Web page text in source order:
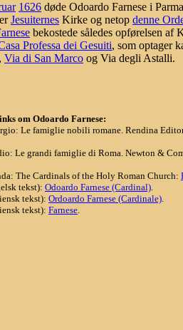
1626 døde Odoardo Farnese i
Jesuiternes Kirke og netop denne
bekostede således opførelsen
Professa dei Gesuiti, som optager
, Via di San Marco og Via degli Astalli.
om Odoardo Farnese:
Le famiglie nobili romane. Rendina
Le grandi famiglie di Roma. Newton &
The Cardinals of the Holy Roman Church:
tekst): Odoardo Farnese (Cardinal).
tekst): Ordoardo Farnese (Cardinale).
tekst): Farnese.